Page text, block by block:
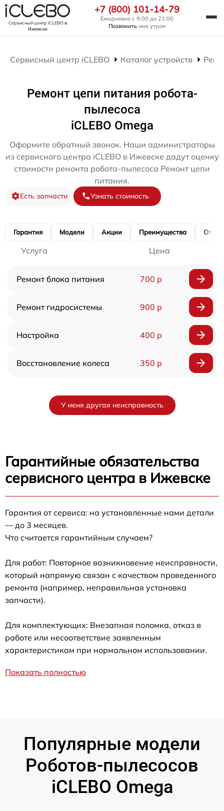
Сервисный центр iCLEBOв
Ижевске
+7 (800) 101-14-79
Ежедневно с 9:00 до 21:00
Позвонить мне утром
Сервисный центр iCLEBO Каталог устройств
Ремонт цепи питания робота-
пылесоса
iCLEBO Omega
Оформите обратный звонок. Наши администраторы
из сервисного центра iCLEBO в Ижевске дадут оценку
стоимости ремонта робота-пылесоса Ремонт цепи
питания.
Есть запчасти Узнать стоимость
Гарантия Модели Акции Преимущества
Услуга Цена
Ремонт блока питания 700 р
Ремонт гидросистемы 900 р
Настройка 400 р
Восстановление колеса 350 р
У меня другая неисправность
Гарантийные обязательства
сервисного центра в Ижевске
Гарантия от сервиса: на установленные нами детали
— до 3 месяцев.
Что считается гарантийным случаем?
Для работ: Повторное возникновение неисправности,
который напрямую связан с качеством проведенного
ремонта (например, неправильная установка
запчасти).
Для комплектующих: Внезапная поломка, отказ в
работе или несоответствие заявленным
характеристикам при нормальном использовании.
Показать полностью
Популярные модели
Роботов-пылесосов
iCLEBO Omega